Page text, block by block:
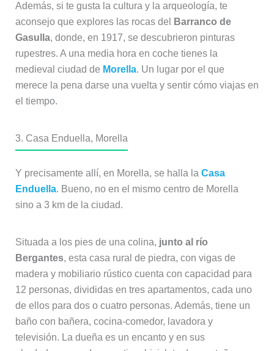
Además, si te gusta la cultura y la arqueología, te
aconsejo que explores las rocas del
Barranco de
Gasulla, donde, en 1917, se descubrieron pinturas
rupestres. A una media hora en coche tienes la
medieval ciudad de Morella. Un lugar por el que
merece la pena darse una vuelta y sentir cómo viajas en
el tiempo.
3. Casa Enduella, Morella
Y precisamente allí, en Morella, se halla la Casa
Enduella. Bueno, no en el mismo centro de Morella
sino a 3 km de la ciudad.
Situada a los pies de una colina, junto al río
Bergantes, esta casa rural de piedra, con vigas de
madera y mobiliario rústico cuenta con capacidad para
12 personas, divididas en tres apartamentos, cada uno
de ellos para dos o cuatro personas. Además, tiene un
baño con bañera, cocina-comedor, lavadora y
televisión. La dueña es un encanto y en sus